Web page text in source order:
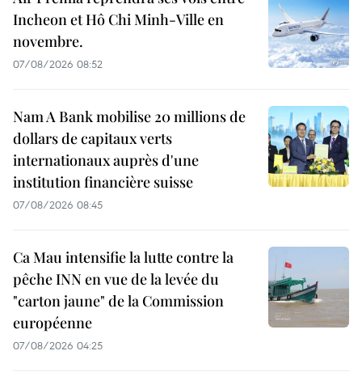
Incheon et Hô Chi Minh-Ville en
novembre.
07/08/2026 08:52
Nam A Bank mobilise 20 millions de
dollars de capitaux verts
internationaux auprès d'une
institution financière suisse
07/08/2026 08:45
Ca Mau intensifie la lutte contre la
pêche INN en vue de la levée du
"carton jaune" de la Commission
européenne
07/08/2026 04:25